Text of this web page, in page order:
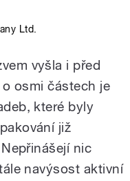
Ltd.
vyšla i před
osmi částech je
které byly
již
nic
navýsost aktivní